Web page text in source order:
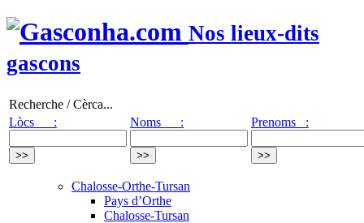
Nos lieux-dits
gascons
Recherche / Cèrca...
Lòcs :
Noms : Prenoms :
Chalosse-Orthe-Tursan
Pays d’Orthe
Chalosse-Tursan